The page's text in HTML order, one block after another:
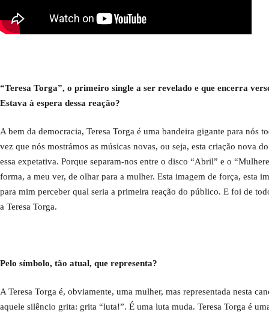
“Teresa Torga”, o primeiro single a ser revelado e que encerra
Estava à espera dessa reação?
A bem da democracia, Teresa Torga é uma bandeira gigante para nós
vez que nós mostrámos as músicas novas, ou seja, esta criação nova
essa expetativa. Porque separam-nos entre o disco “Abril” e o
forma, a meu ver, de olhar para a mulher. Esta imagem de força, esta
para mim perceber qual seria a primeira reação do público. E foi de
a Teresa Torga.
Pelo símbolo, tão atual, que representa?
A Teresa Torga é, obviamente, uma mulher, mas representada nesta
aquele silêncio grita: grita “luta!”. É uma luta muda. Teresa Torga é